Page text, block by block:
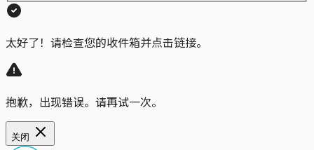
太好了！请检查您的收件箱并点击链接。
抱歉，出现错误。请再试一次。
关闭